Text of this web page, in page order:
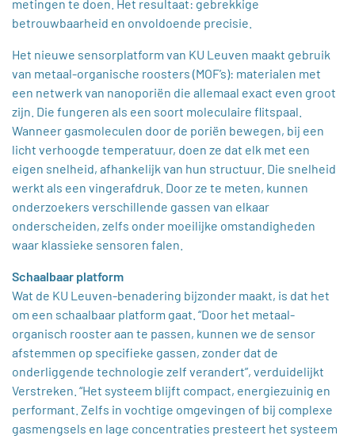
metingen te doen. Het resultaat: gebrekkige
betrouwbaarheid en onvoldoende precisie.
Het nieuwe sensorplatform van KU Leuven maakt gebruik
van metaal-organische roosters (MOF’s): materialen met
een netwerk van nanoporiën die allemaal exact even groot
zijn. Die fungeren als een soort moleculaire flitspaal.
Wanneer gasmoleculen door de poriën bewegen, bij een
licht verhoogde temperatuur, doen ze dat elk met een
eigen snelheid, afhankelijk van hun structuur. Die snelheid
werkt als een vingerafdruk. Door ze te meten, kunnen
onderzoekers verschillende gassen van elkaar
onderscheiden, zelfs onder moeilijke omstandigheden
waar klassieke sensoren falen.
Schaalbaar platform
Wat de KU Leuven-benadering bijzonder maakt, is dat het
om een schaalbaar platform gaat. “Door het metaal-
organisch rooster aan te passen, kunnen we de sensor
afstemmen op specifieke gassen, zonder dat de
onderliggende technologie zelf verandert”, verduidelijkt
Verstreken. “Het systeem blijft compact, energiezuinig en
performant. Zelfs in vochtige omgevingen of bij complexe
gasmengsels en lage concentraties presteert het systeem